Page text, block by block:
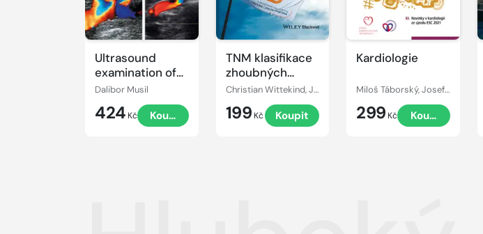
Ultrasound
examination of
the lower limbs
Dalibor Musil
424 Kč Koupit
TNM klasifikace
zhoubných
novotvarů
Christian Wittekind, James D. Brierley, Mary K. Gospodarowicz
199 Kč Koupit
Kardiologie
Miloš Táborský, Josef Kautzner, Aleš Linhart
299 Kč Koupit